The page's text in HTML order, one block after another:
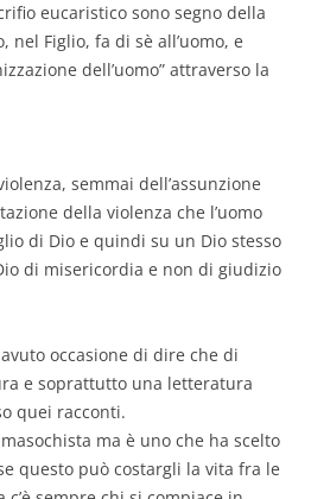
eucaristico sono segno della
nel Figlio, fa di sè all’uomo, e
dell’uomo” attraverso la
semmai dell’assunzione
della violenza che l’uomo
di Dio e quindi su un Dio stesso
di misericordia e non di giudizio
occasione di dire che di
e soprattutto una letteratura
quei racconti.
ma è uno che ha scelto
questo può costargli la vita fra le